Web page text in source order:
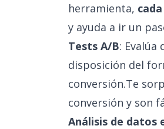
herramienta,
y ayuda a ir un
Tests A/B: Evalúa
disposición del
conversión.Te
conversión y son
Análisis de datos